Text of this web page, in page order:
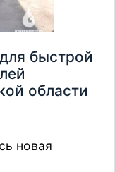
быстрой
области
новая